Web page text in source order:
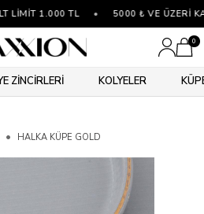
LİMİT 1.000 TL 5000 ₺ VE ÜZERİ
0
ZİNCİRLERİ KOLYELER
HALKA KÜPE GOLD